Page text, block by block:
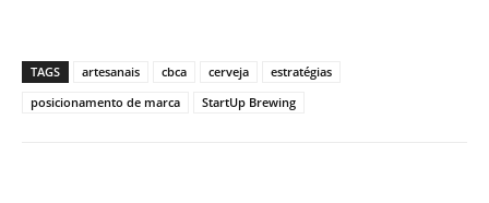
TAGS artesanais cbca cerveja
estratégias
posicionamento de marca
StartUp Brewing